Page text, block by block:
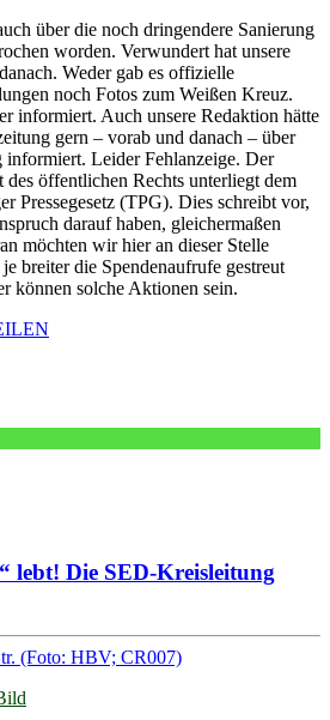
über die noch dringendere Sanierung
worden. Verwundert hat unsere
Weder gab es offizielle
noch Fotos zum Weißen Kreuz.
informiert. Auch unsere Redaktion hätte
gern – vorab und danach – über
informiert. Leider Fehlanzeige. Der
öffentlichen Rechts unterliegt dem
Pressegesetz (TPG). Dies schreibt vor,
darauf haben, gleichermaßen
möchten wir hier an dieser Stelle
breiter die Spendenaufrufe gestreut
können solche Aktionen sein.
lebt! Die SED-Kreisleitung